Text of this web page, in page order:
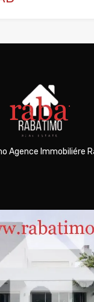
Agence Immobiliére